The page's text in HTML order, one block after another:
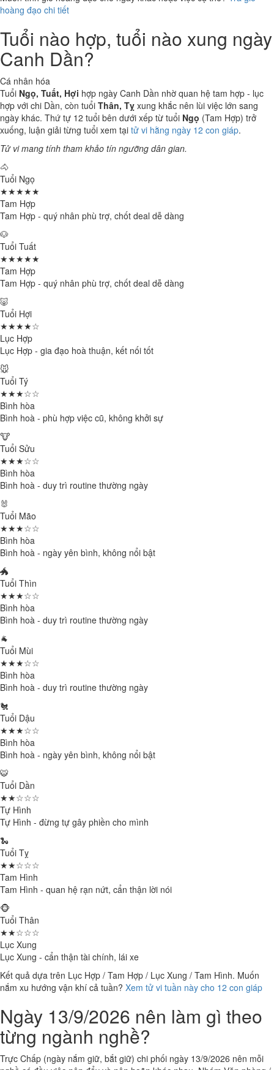
hoàng đạo chi tiết
Tuổi nào hợp, tuổi nào xung ngày
Canh Dần?
Cá nhân hóa
Tuổi Ngọ, Tuất, Hợi hợp ngày Canh Dần nhờ quan hệ tam hợp - lục
hợp với chi Dần, còn tuổi Thân, Tỵ xung khắc nên lùi việc lớn sang
ngày khác. Thứ tự 12 tuổi bên dưới xếp từ tuổi Ngọ (Tam Hợp) trở
xuống, luận giải từng tuổi xem tại tử vi hằng ngày 12 con giáp.
Tử vi mang tính tham khảo tín ngưỡng dân gian.
🐴
Tuổi Ngọ
★★★★★
Tam Hợp
Tam Hợp - quý nhân phù trợ, chốt deal dễ dàng
🐶
Tuổi Tuất
★★★★★
Tam Hợp
Tam Hợp - quý nhân phù trợ, chốt deal dễ dàng
🐷
Tuổi Hợi
★★★★☆
Lục Hợp
Lục Hợp - gia đạo hoà thuận, kết nối tốt
🐭
Tuổi Tý
★★★☆☆
Bình hòa
Bình hoà - phù hợp việc cũ, không khởi sự
🐮
Tuổi Sửu
★★★☆☆
Bình hòa
Bình hoà - duy trì routine thường ngày
🐰
Tuổi Mão
★★★☆☆
Bình hòa
Bình hoà - ngày yên bình, không nổi bật
🐲
Tuổi Thìn
★★★☆☆
Bình hòa
Bình hoà - duy trì routine thường ngày
🐐
Tuổi Mùi
★★★☆☆
Bình hòa
Bình hoà - duy trì routine thường ngày
🐔
Tuổi Dậu
★★★☆☆
Bình hòa
Bình hoà - ngày yên bình, không nổi bật
🐯
Tuổi Dần
★★☆☆☆
Tự Hình
Tự Hình - đừng tự gây phiền cho mình
🐍
Tuổi Tỵ
★★☆☆☆
Tam Hình
Tam Hình - quan hệ rạn nứt, cẩn thận lời nói
🐵
Tuổi Thân
★★☆☆☆
Lục Xung
Lục Xung - cẩn thận tài chính, lái xe
Kết quả dựa trên Lục Hợp / Tam Hợp / Lục Xung / Tam Hình. Muốn
nắm xu hướng vận khí cả tuần? Xem tử vi tuần này cho 12 con giáp
Ngày 13/9/2026 nên làm gì theo
từng ngành nghề?
Trực Chấp (ngày nắm giữ, bắt giữ) chi phối ngày 13/9/2026 nên mỗi